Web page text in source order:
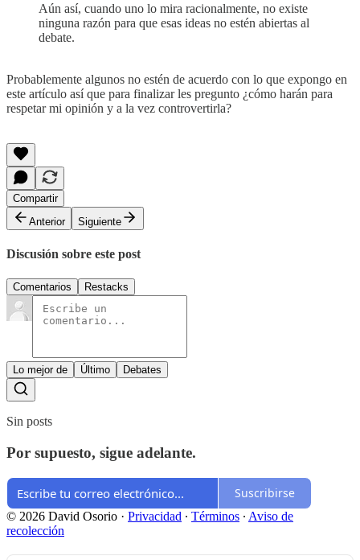
Aún así, cuando uno lo mira racionalmente, no existe
ninguna razón para que esas ideas no estén abiertas al
debate.
Probablemente algunos no estén de acuerdo con lo que expongo en
este artículo así que para finalizar les pregunto ¿cómo harán para
respetar mi opinión y a la vez controvertirla?
Compartir
Anterior
Siguiente
Discusión sobre este post
Comentarios Restacks
Lo mejor de Último Debates
Sin posts
Por supuesto, sigue adelante.
Suscribirse
© 2026 David Osorio · Privacidad ∙ Términos ∙ Aviso de
recolección